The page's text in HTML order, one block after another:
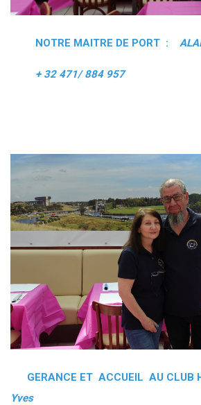
NOTRE MAITRE DE PORT :
+ 32 471/ 884 957
GERANCE ET ACCUEIL AU CLUB
Yves